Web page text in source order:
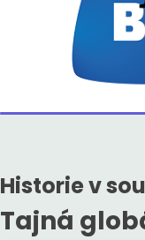
Historie v
Tajná